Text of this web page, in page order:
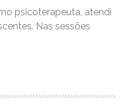
psicoterapeuta, atendi
Nas sessões